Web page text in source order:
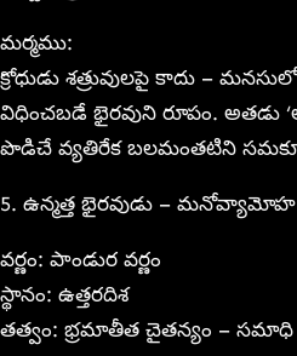
మర్మము:
క్రోధుడు శత్రువులపై కాదు –
విధించబడే భైరవుని రూపం. అతడు
పొడిచే వ్యతిరేక బలమంతటిని
5. ఉన్మత్త భైరవుడు – మనోవ్యామోహ
వర్ణం: పాండుర వర్ణం
స్థానం: ఉత్తరదిశ
తత్వం: భ్రమాతీత చైతన్యం – సమాధి